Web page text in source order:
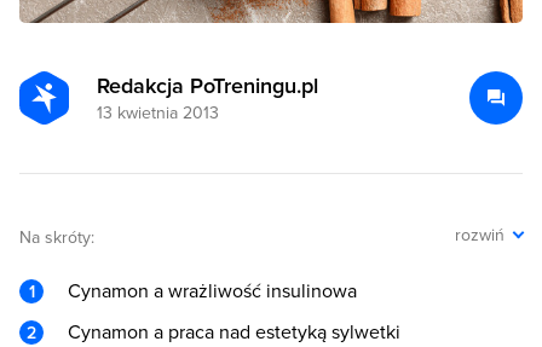
Redakcja PoTreningu.pl
13 kwietnia 2013
Na skróty: rozwiń
Cynamon a wrażliwość insulinowa
Cynamon a praca nad estetyką sylwetki